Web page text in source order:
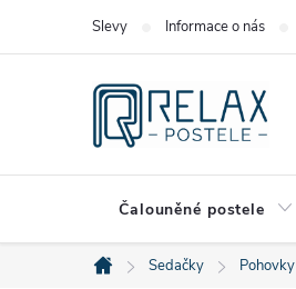
Slevy Informace o nás
Čalouněné postele
Domů
Sedačky Pohovky